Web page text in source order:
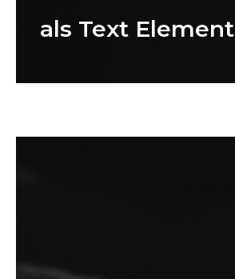
als Text Element